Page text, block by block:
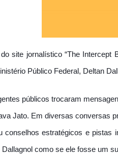
site jornalístico “The
Público Federal, Deltan
públicos trocaram
Jato. Em diversas conversas
conselhos estratégicos e pistas
como se ele fosse um